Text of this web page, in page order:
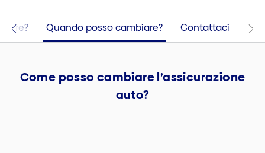
Quando posso cambiare? Contattaci
Come posso cambiare l’assicurazione
auto?